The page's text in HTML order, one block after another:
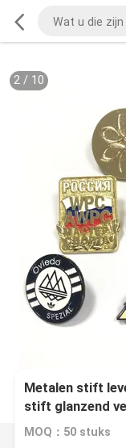
2/ 10
Metalen stift
stift glanzend
glazuur maat
MOQ：50 stuks